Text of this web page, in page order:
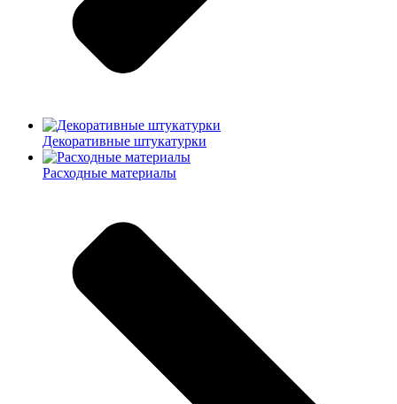
Декоративные штукатурки
Расходные материалы